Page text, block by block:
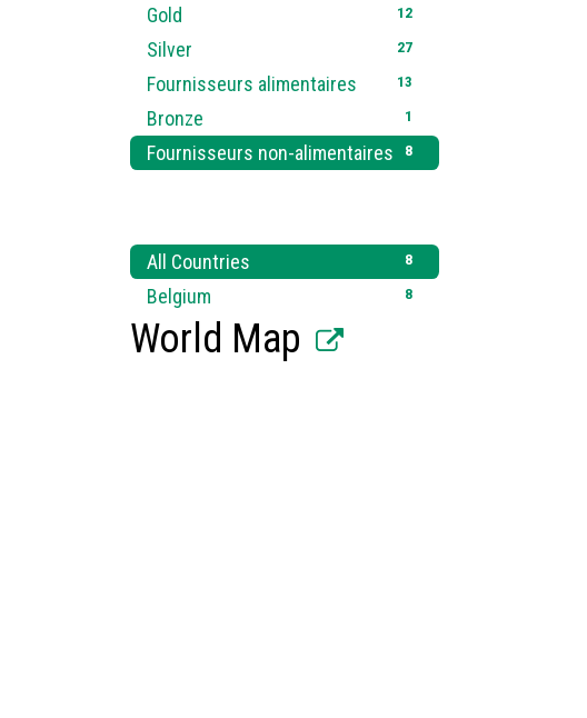
12
Gold
27
Silver
13
Fournisseurs alimentaires
1
Bronze
8
Fournisseurs non-alimentaires
8
All Countries
8
Belgium
World Map